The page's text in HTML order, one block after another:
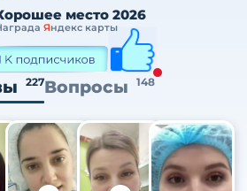
место 2026
Яндекс карты
227Вопросы 148